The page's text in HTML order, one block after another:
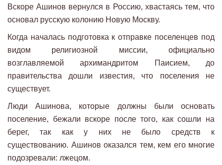
Вскоре Ашинов вернулся в Россию, хвастаясь тем, что
основал русскую колонию Новую Москву.
Когда началась подготовка к отправке поселенцев под
видом религиозной миссии, официально
возглавляемой архимандритом Паисием, до
правительства дошли известия, что поселения не
существует.
Люди Ашинова, которые должны были основать
поселение, бежали вскоре после того, как сошли на
берег, так как у них не было средств к
существованию. Ашинов оказался тем, кем его многие
подозревали: лжецом.